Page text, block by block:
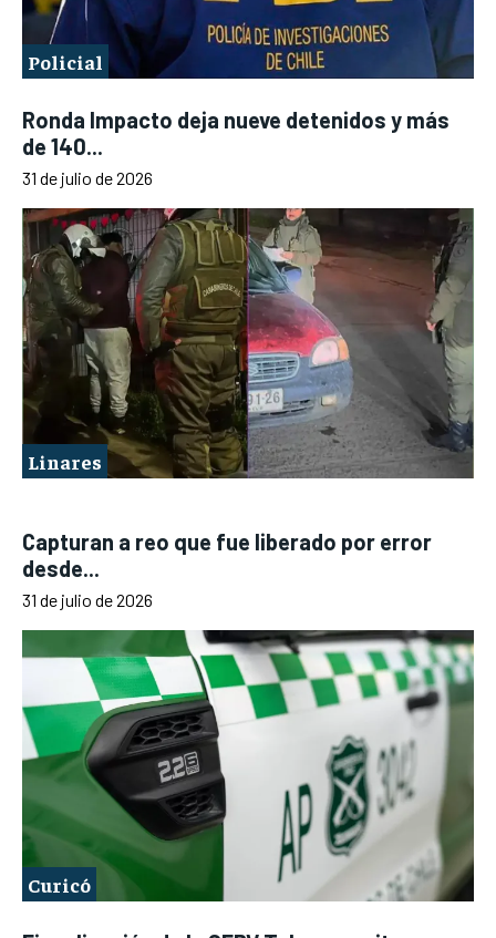
Policial
Ronda Impacto deja nueve detenidos y más
de 140...
31 de julio de 2026
Linares
Capturan a reo que fue liberado por error
desde...
31 de julio de 2026
Curicó